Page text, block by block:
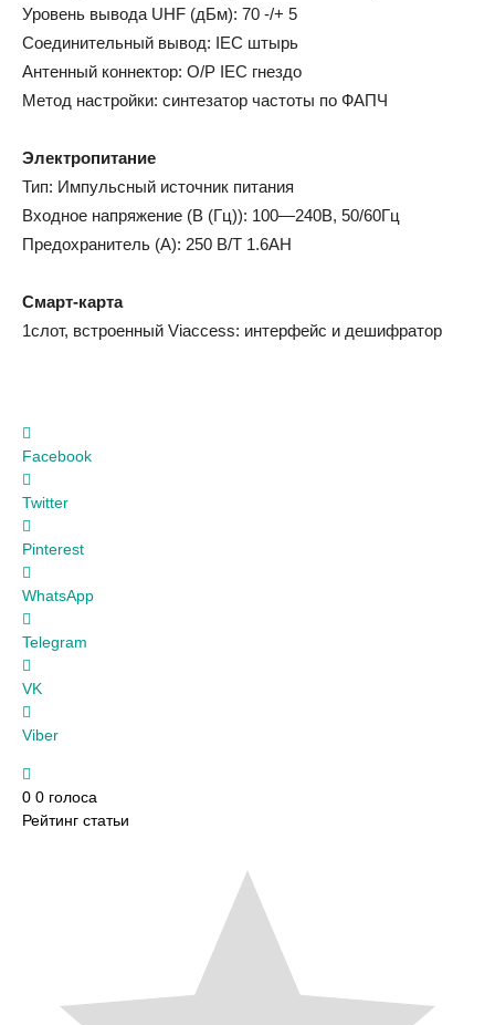
Уровень вывода UHF (дБм): 70 -/+ 5
Соединительный вывод: IEC штырь
Антенный коннектор: О/Р IEC гнездо
Метод настройки: синтезатор частоты по ФАПЧ
Электропитание
Тип: Импульсный источник питания
Входное напряжение (В (Гц)): 100—240В, 50/60Гц
Предохранитель (А): 250 В/Т 1.6АH
Смарт-карта
1слот, встроенный Viaccess: интерфейс и дешифратор
Facebook
Twitter
Pinterest
WhatsApp
Telegram
VK
Viber
0 0 голоса
Рейтинг статьи